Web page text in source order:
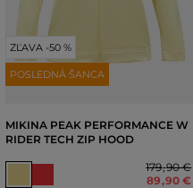
ZĽAVA -50 %
POSLEDNÁ ŠANCA
MIKINA PEAK PERFORMANCE W
RIDER TECH ZIP HOOD
179,90 €
89,90 €